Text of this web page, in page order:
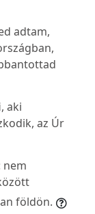
adtam,
aki
az Úr
nem
földön.